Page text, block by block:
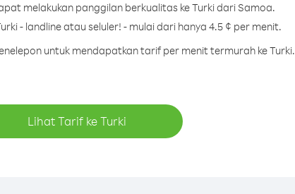
melakukan panggilan berkualitas ke Turki dari Samoa.
- landline atau seluler! - mulai dari hanya 4.5 ¢ per menit.
untuk mendapatkan tarif per menit termurah ke Turki.
Lihat Tarif ke Turki